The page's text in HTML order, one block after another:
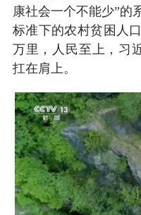
康社会一个不能少”的
标准下的农村贫困人
万里，人民至上，习
扛在肩上。